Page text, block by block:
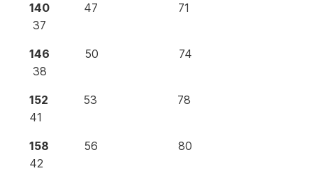
140
47 71
37
146 50 74
38
152 53 78
41
158 56 80
42